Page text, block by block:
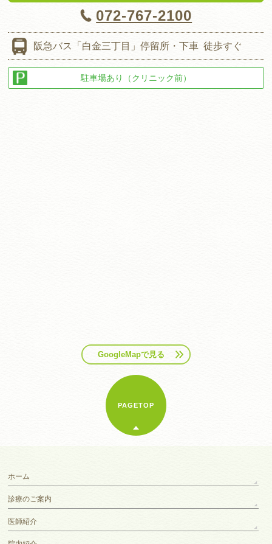
072-767-2100
阪急バス 「白金三丁目」停留所・下車徒歩すぐ
駐車場あり（クリニック前）
GoogleMapで見る
PAGETOP
ホーム
診療のご案内
医師紹介